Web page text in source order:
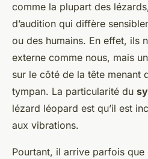
comme la plupart des lézards
d’audition qui diffère
ou des humains. En effet, ils
externe comme nous, mais
sur le côté de la tête menant
tympan. La particularité du
lézard léopard est qu’il est
aux vibrations.
Pourtant, il arrive parfois